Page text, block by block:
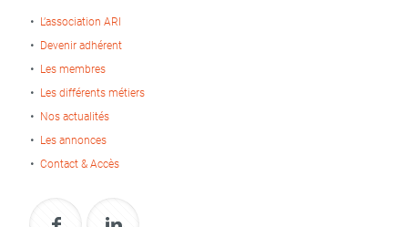
L’association ARI
Devenir adhérent
Les membres
Les différents métiers
Nos actualités
Les annonces
Contact & Accès